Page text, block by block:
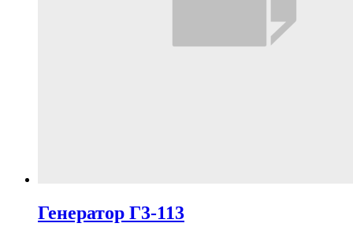
Генератор Г3-113